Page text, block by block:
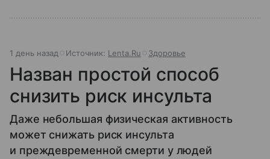
1 день назад Источник: Lenta.Ru Здоровье
Назван простой способ
снизить риск инсульта
Даже небольшая физическая активность
может снижать риск инсульта
и преждевременной смерти у людей